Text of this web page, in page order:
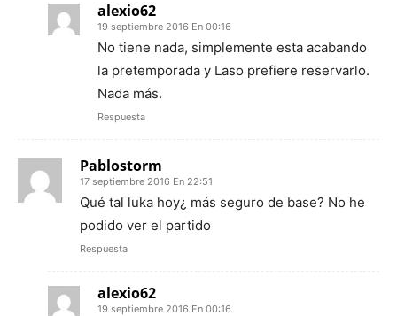
alexio62
19 septiembre 2016 En 00:16
No tiene nada, simplemente esta acabando
la pretemporada y Laso prefiere reservarlo.
Nada más.
Respuesta
Pablostorm
17 septiembre 2016 En 22:51
Qué tal luka hoy¿ más seguro de base? No he
podido ver el partido
Respuesta
alexio62
19 septiembre 2016 En 00:16